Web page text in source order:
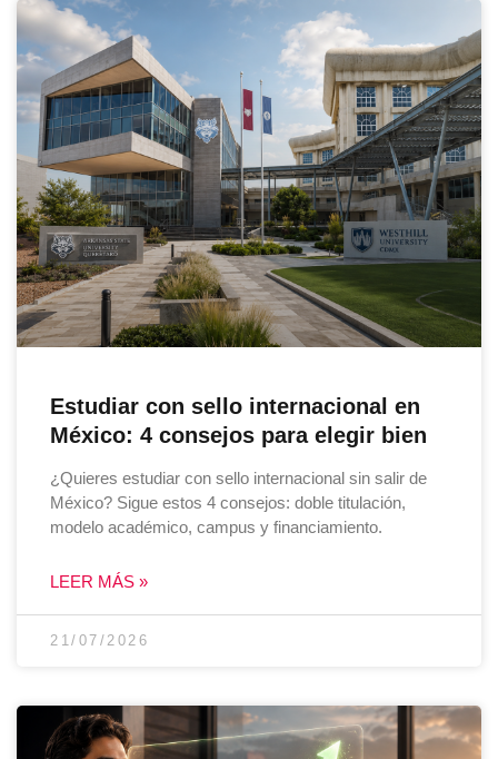
Estudiar con sello internacional en
México: 4 consejos para elegir bien
¿Quieres estudiar con sello internacional sin salir de
México? Sigue estos 4 consejos: doble titulación,
modelo académico, campus y financiamiento.
LEER MÁS »
21/07/2026